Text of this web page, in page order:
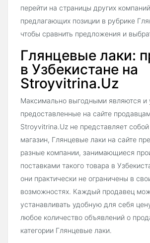
перейти на страницы других
предлагающих позиции в рубрике
чтобы сравнить предложения и
Глянцевые лаки:
в Узбекистане на
Stroyvitrina.Uz
Максимально выгодными являются и
предоставленные на сайте
Stroyvitrina.Uz не представляет
магазин, Глянцевые лаки на сайте
разные компании, занимающиеся
поставками такого товара в
они практически не ограничены в
возможностях. Каждый продавец
устанавливать удобную для себя
любое количество объявлений о
категории Глянцевые лаки.